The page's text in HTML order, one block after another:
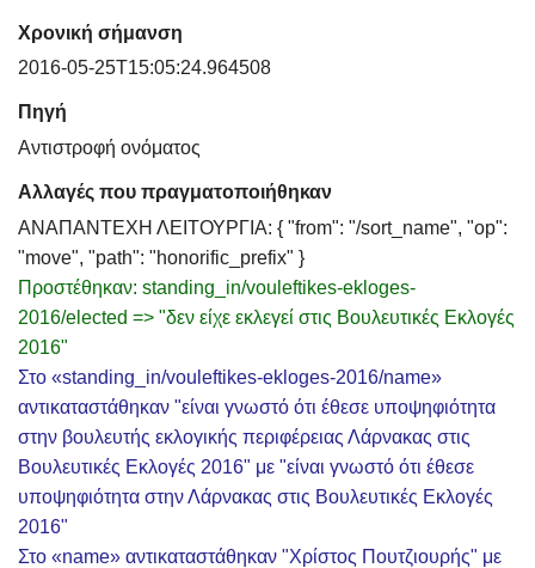
Χρονική σήμανση
2016-05-25T15:05:24.964508
Πηγή
Αντιστροφή ονόματος
Αλλαγές που πραγματοποιήθηκαν
ΑΝΑΠΑΝΤΕΧΗ ΛΕΙΤΟΥΡΓΙΑ: { "from": "/sort_name", "op":
"move", "path": "honorific_prefix" }
Προστέθηκαν: standing_in/vouleftikes-ekloges-
2016/elected => "δεν είχε εκλεγεί στις Βουλευτικές Εκλογές
2016"
Στο «standing_in/vouleftikes-ekloges-2016/name»
αντικαταστάθηκαν "είναι γνωστό ότι έθεσε υποψηφιότητα
στην βουλευτής εκλογικής περιφέρειας Λάρνακας στις
Βουλευτικές Εκλογές 2016" με "είναι γνωστό ότι έθεσε
υποψηφιότητα στην Λάρνακας στις Βουλευτικές Εκλογές
2016"
Στο «name» αντικαταστάθηκαν "Χρίστος Πουτζιουρής" με